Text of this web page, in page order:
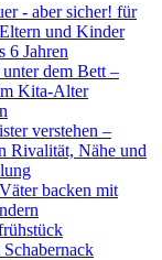
- aber sicher! für
und Kinder
6 Jahren
dem Bett –
Kita-Alter
verstehen –
Rivalität, Nähe und
backen mit